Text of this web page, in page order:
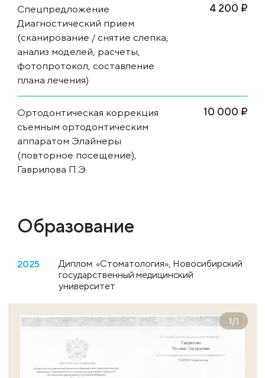
Спецпредложение
Диагностический прием
(сканирование / снятие слепка,
анализ моделей, расчеты,
фотопротокол, составление
плана лечения)
4 200 ₽
Ортодонтическая коррекция
съемным ортодонтическим
аппаратом Элайнеры
(повторное посещение),
Гаврилова П.Э.
10 000 ₽
Образование
2025
Диплом: «Стоматология», Новосибирский
государственный медицинский
университет
1/1